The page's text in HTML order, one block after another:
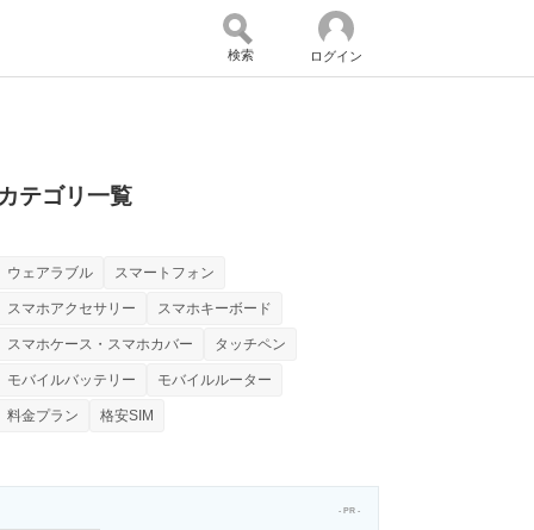
イスの未来
ミュニティ
活用を支援
メディア
検索 ログイン
カテゴリ一覧
ウェアラブル スマートフォン
スマホアクセサリー スマホキーボード
スマホケース・スマホカバー タッチペン
モバイルバッテリー モバイルルーター
料金プラン 格安SIM
- PR -